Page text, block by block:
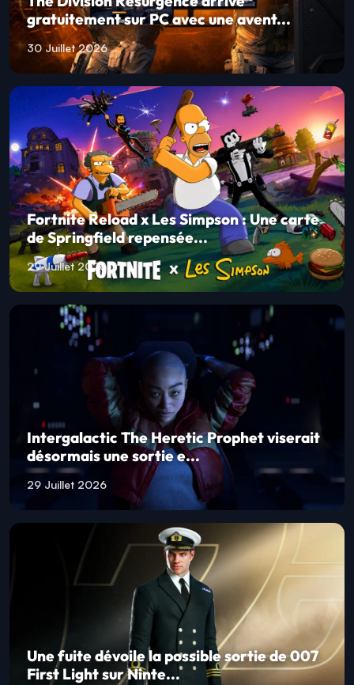
gratuitement sur PC avec une avent...
30 Juillet 2026
Fortnite Reload x Les Simpson : Une carte
de Springfield repensée...
29 Juillet 2026
Intergalactic The Heretic Prophet viserait
désormais une sortie e...
29 Juillet 2026
Une fuite dévoile la possible sortie de 007
First Light sur Ninte...